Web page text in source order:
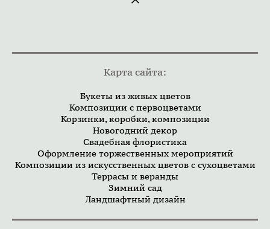
Карта сайта:
Букеты из живых цветов
Композиции с первоцветами
Корзинки, коробки, композиции
Новогодний декор
Свадебная флористика
Оформление торжественных мероприятий
Композиции из искусственных цветов с сухоцветами
Террасы и веранды
Зимний сад
Ландшафтный дизайн